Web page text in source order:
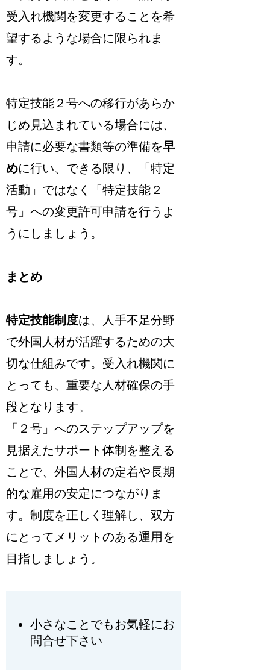
受入れ機関を変更することを希
望するような場合に限られま
す。
特定技能２号への移行があらか
じめ見込まれている場合には、
申請に必要な書類等の準備を早
めに行い、できる限り、「特定
活動」ではなく「特定技能２
号」への変更許可申請を行うよ
うにしましょう。
まとめ
特定技能制度は、人手不足分野
で外国人材が活躍するための大
切な仕組みです。受入れ機関に
とっても、重要な人材確保の手
段となります。
「２号」へのステップアップを
見据えたサポート体制を整える
ことで、外国人材の定着や長期
的な雇用の安定につながりま
す。制度を正しく理解し、双方
にとってメリットのある運用を
目指しましょう。
小さなことでもお気軽にお
問合せ下さい